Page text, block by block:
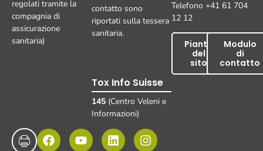
regolati tramite la
compagnia di
assicurazione
sanitaria)
contatto sono
riportati sulla tessera
sanitaria.
Tox Info Suisse
145 (Centro Veleni e
Informazioni)
Telefono +41 61 704
12 12
Pianta
del
sito
Modulo
di
contatto